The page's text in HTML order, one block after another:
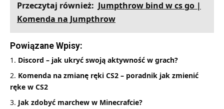
Przeczytaj również: Jumpthrow bind w cs go |
Komenda na Jumpthrow
Powiązane Wpisy:
Discord – jak ukryć swoją aktywność w grach?
Komenda na zmianę ręki CS2 – poradnik jak zmienić
ręke w CS2
Jak zdobyć marchew w Minecrafcie?